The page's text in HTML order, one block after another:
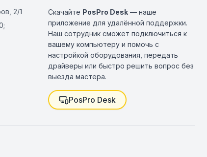
2/1
Скачайте PosPro Desk — наше
приложение для удалённой поддержки.
Наш сотрудник сможет подключиться к
вашему компьютеру и помочь с
настройкой оборудования, передать
драйверы или быстро решить вопрос без
выезда мастера.
PosPro Desk